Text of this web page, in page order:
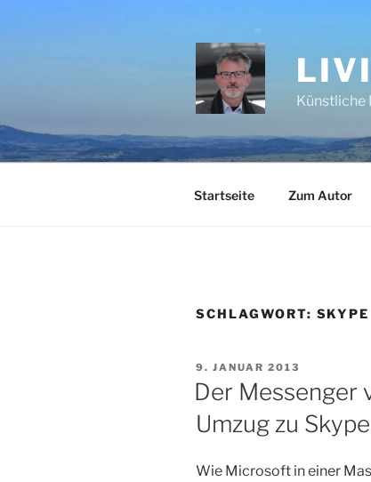
Künstliche
Startseite Zum Autor
SCHLAGWORT: SKYPE
VERÖFFENTLICHT
AM
9. JANUAR 2013
Der Messenger
Umzug zu
Wie Microsoft in einer